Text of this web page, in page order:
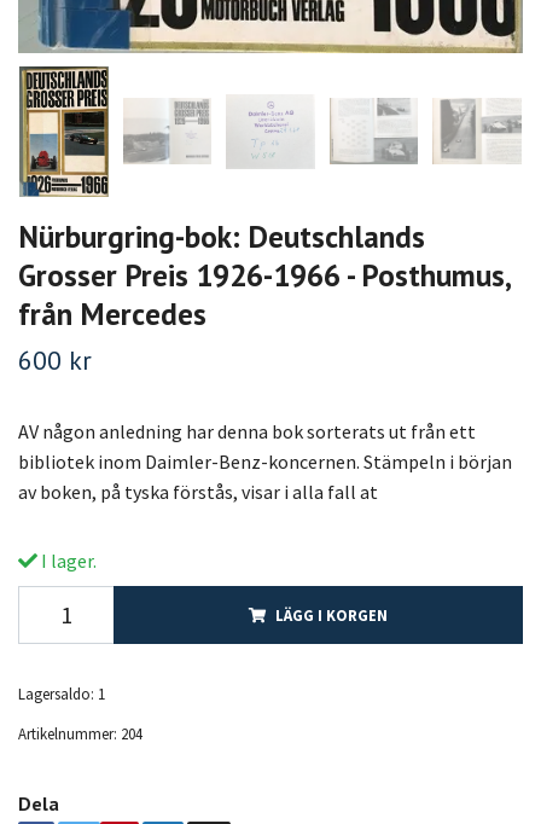
Nürburgring-bok: Deutschlands
Grosser Preis 1926-1966 - Posthumus,
från Mercedes
600 kr
AV någon anledning har denna bok sorterats ut från ett
bibliotek inom Daimler-Benz-koncernen. Stämpeln i början
av boken, på tyska förstås, visar i alla fall at
I lager.
LÄGG I KORGEN
Lagersaldo: 1
Artikelnummer: 204
Dela